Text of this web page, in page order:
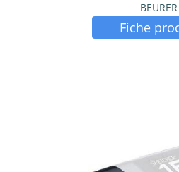
BEURER
Fiche